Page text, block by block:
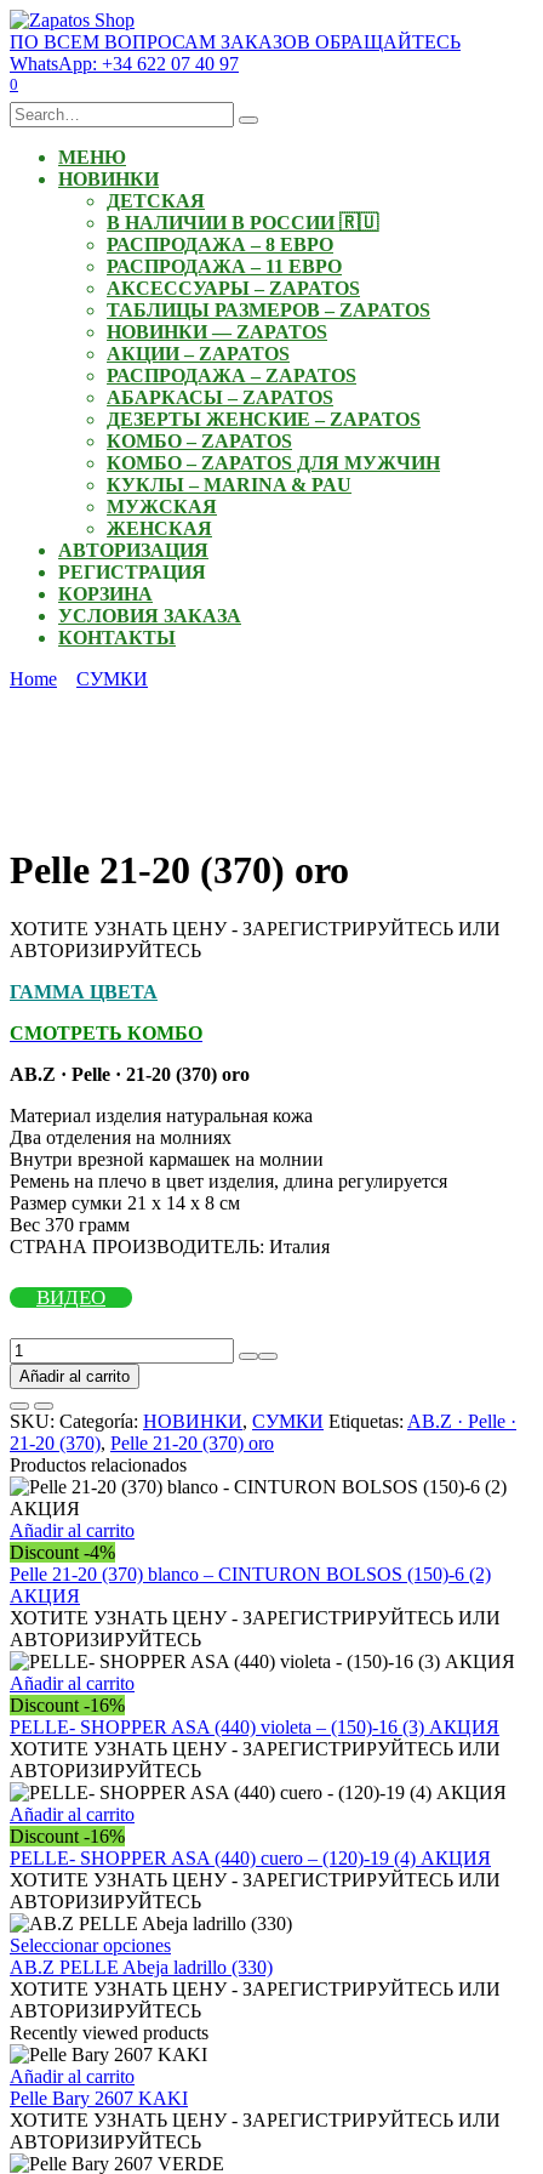
Skip
to
content
ПО ВСЕМ ВОПРОСАМ ЗАКАЗОВ ОБРАЩАЙТЕСЬ
WhatsApp: +34 622 07 40 97
0
Search
for:
МЕНЮ
НОВИНКИ
ДЕТСКАЯ
В НАЛИЧИИ В РОССИИ 🇷🇺
РАСПРОДАЖА – 8 ЕВРО
РАСПРОДАЖА – 11 ЕВРО
АКСЕССУАРЫ – ZAPATOS
ТАБЛИЦЫ РАЗМЕРОВ – ZAPATOS
НОВИНКИ — ZAPATOS
АКЦИИ – ZAPATOS
РАСПРОДАЖА – ZAPATOS
АБАРКАСЫ – ZAPATOS
ДЕЗЕРТЫ ЖЕНСКИЕ – ZAPATOS
КОМБО – ZAPATOS
КОМБО – ZAPATOS ДЛЯ МУЖЧИН
КУКЛЫ – MARINA & PAU
МУЖСКАЯ
ЖЕНСКАЯ
АВТОРИЗАЦИЯ
РЕГИСТРАЦИЯ
КОРЗИНА
УСЛОВИЯ ЗАКАЗА
КОНТАКТЫ
Home
СУМКИ
Pelle 21-20 (370) oro
ХОТИТЕ УЗНАТЬ ЦЕНУ - ЗАРЕГИСТРИРУЙТЕСЬ ИЛИ
АВТОРИЗИРУЙТЕСЬ
ГАММА ЦВЕТА
СМОТРЕТЬ КОМБО
AB.Z · Pelle · 21-20 (370) oro
Материал изделия натуральная кожа
Два отделения на молниях
Внутри врезной кармашек на молнии
Ремень на плечо в цвет изделия, длина регулируется
Размер сумки 21 х 14 х 8 см
Вес 370 грамм
СТРАНА ПРОИЗВОДИТЕЛЬ: Италия
ВИДЕО
Pelle
21-
20
(370)
oro
cantidad
Añadir al carrito
SKU: Categoría: НОВИНКИ, СУМКИ Etiquetas: AB.Z · Pelle ·
21-20 (370), Pelle 21-20 (370) oro
Productos relacionados
Añadir al carrito
Discount -4%
Pelle 21-20 (370) blanco – CINTURON BOLSOS (150)-6 (2)
АКЦИЯ
ХОТИТЕ УЗНАТЬ ЦЕНУ - ЗАРЕГИСТРИРУЙТЕСЬ ИЛИ
АВТОРИЗИРУЙТЕСЬ
Añadir al carrito
Discount -16%
PELLE- SHOPPER ASA (440) violeta – (150)-16 (3) АКЦИЯ
ХОТИТЕ УЗНАТЬ ЦЕНУ - ЗАРЕГИСТРИРУЙТЕСЬ ИЛИ
АВТОРИЗИРУЙТЕСЬ
Añadir al carrito
Discount -16%
PELLE- SHOPPER ASA (440) cuero – (120)-19 (4) АКЦИЯ
ХОТИТЕ УЗНАТЬ ЦЕНУ - ЗАРЕГИСТРИРУЙТЕСЬ ИЛИ
АВТОРИЗИРУЙТЕСЬ
Seleccionar opcionesEste
producto
tiene
múltiples
variantes.
Las
se
pueden
elegir
en
AB.Z PELLE Abeja ladrillo (330)
ХОТИТЕ УЗНАТЬ ЦЕНУ - ЗАРЕГИСТРИРУЙТЕСЬ ИЛИ
АВТОРИЗИРУЙТЕСЬ
Recently viewed products
Añadir al carrito
Pelle Bary 2607 KAKI
ХОТИТЕ УЗНАТЬ ЦЕНУ - ЗАРЕГИСТРИРУЙТЕСЬ ИЛИ
АВТОРИЗИРУЙТЕСЬ